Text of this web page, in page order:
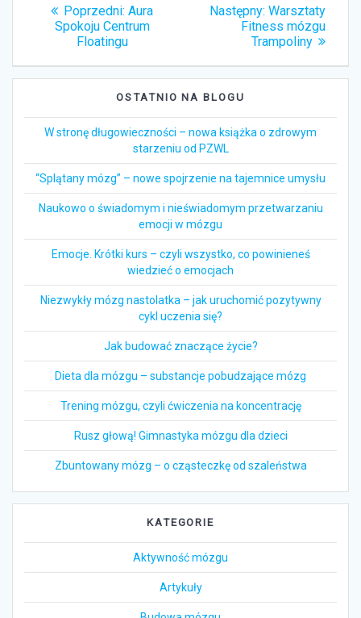
wpisuPoprzedni: Poprzedni
wpis:
Aura
Spokoju Centrum
Floatingu
Następny: Następny
wpis:
Warsztaty
Fitness mózgu
Trampoliny
OSTATNIO NA BLOGU
W stronę długowieczności – nowa książka o zdrowym
starzeniu od PZWL
“Splątany mózg” – nowe spojrzenie na tajemnice umysłu
Naukowo o świadomym i nieświadomym przetwarzaniu
emocji w mózgu
Emocje. Krótki kurs – czyli wszystko, co powinieneś
wiedzieć o emocjach
Niezwykły mózg nastolatka – jak uruchomić pozytywny
cykl uczenia się?
Jak budować znaczące życie?
Dieta dla mózgu – substancje pobudzające mózg
Trening mózgu, czyli ćwiczenia na koncentrację
Rusz głową! Gimnastyka mózgu dla dzieci
Zbuntowany mózg – o cząsteczkę od szaleństwa
KATEGORIE
Aktywność mózgu
Artykuły